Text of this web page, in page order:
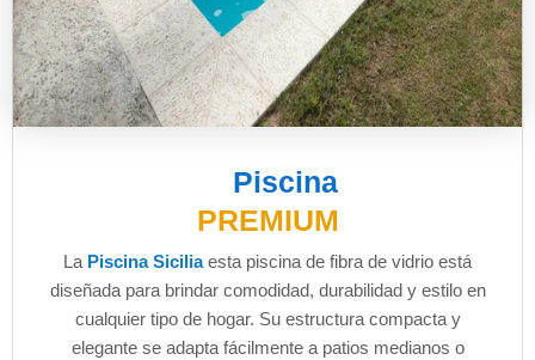
Piscina
PREMIUM
La Piscina Siciliaesta piscina de fibra de vidrio está
diseñada para brindar comodidad, durabilidad y estilo en
cualquier tipo de hogar. Su estructura compacta y
elegante se adapta fácilmente a patios medianos o